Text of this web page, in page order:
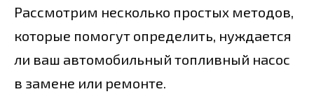
Рассмотрим несколько простых методов,
которые помогут определить, нуждается
ли ваш автомобильный топливный насос
в замене или ремонте.